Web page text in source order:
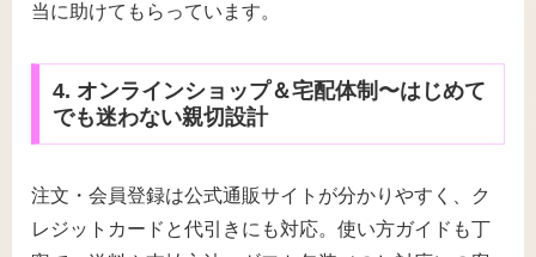
当に助けてもらっています。
4. オンラインショップ＆宅配体制〜はじめて
でも迷わない親切設計
注文・会員登録は公式通販サイトが分かりやすく、ク
レジットカードと代引きにも対応。使い方ガイドも丁